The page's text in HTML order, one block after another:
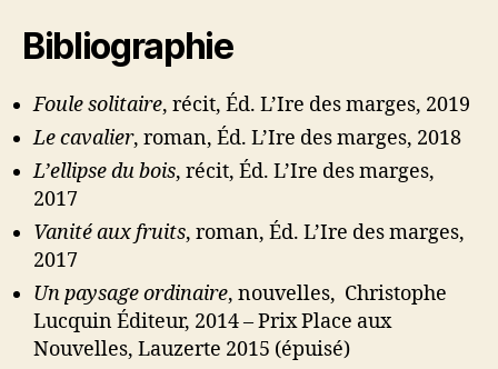
Bibliographie
Foule solitaire, récit, Éd. L’Ire des marges, 2019
Le cavalier, roman, Éd. L’Ire des marges, 2018
L’ellipse du bois, récit, Éd. L’Ire des marges,
2017
Vanité aux fruits, roman, Éd. L’Ire des marges,
2017
Un paysage ordinaire, nouvelles, Christophe
Lucquin Éditeur, 2014 – Prix Place aux
Nouvelles, Lauzerte 2015 (épuisé)